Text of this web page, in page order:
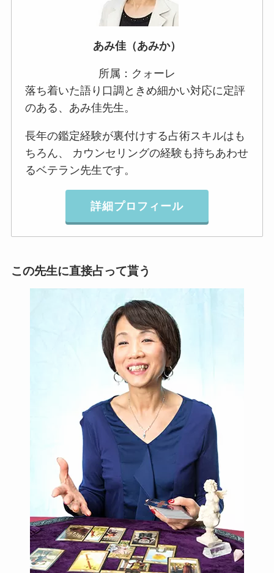
あみ佳（あみか）
所属：クォーレ
落ち着いた語り口調ときめ細かい対応に定評
のある、あみ佳先生。
長年の鑑定経験が裏付けする占術スキルはも
ちろん、 カウンセリングの経験も持ちあわせ
るベテラン先生です。
詳細プロフィール
この先生に直接占って貰う